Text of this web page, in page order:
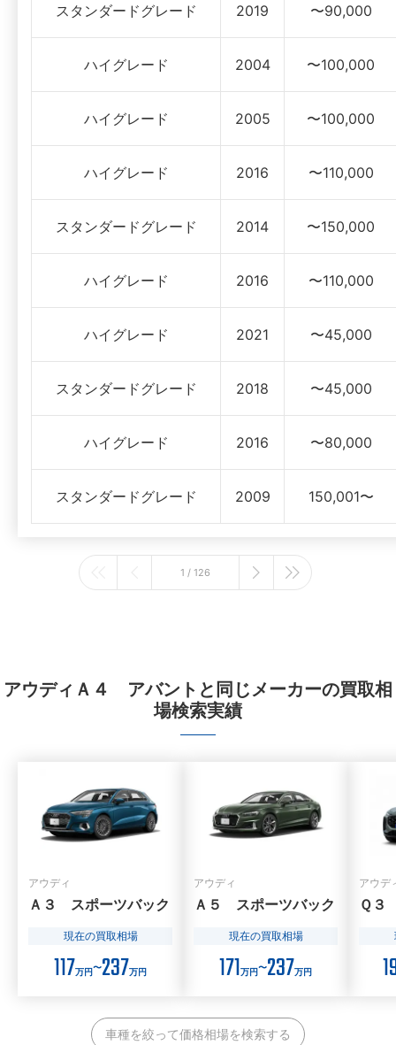
スタンダードグレード 2019 〜90,000
ハイグレード 2004 〜100,000
ハイグレード 2005 〜100,000
ハイグレード 2016 〜110,000
スタンダードグレード 2014 〜150,000
ハイグレード 2016 〜110,000
ハイグレード 2021 〜45,000
スタンダードグレード 2018 〜45,000
ハイグレード 2016 〜80,000
スタンダードグレード 2009 150,001〜
1 / 126
アウディＡ４ アバントと同じメーカーの買取相
場検索実績
アウディ
Ａ３ スポーツバック
現在の買取相場
117万円〜237万円
アウディ
Ａ５ スポーツバック
現在の買取相場
171万円〜237万円
アウデ
Ｑ３
車種を絞って価格相場を検索する